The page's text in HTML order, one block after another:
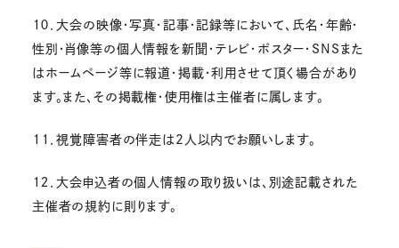
１０．大会の映像・写真・記事・記録等において、氏名・年齢・
性別・肖像等の個人情報を新聞・テレビ・ポスター・SNSまた
はホームページ等に報道・掲載・利用させて頂く場合があり
ます。また、その掲載権・使用権は主催者に属します。
１１．視覚障害者の伴走は2人以内でお願いします。
１２．大会申込者の個人情報の取り扱いは、別途記載された
主催者の規約に則ります。